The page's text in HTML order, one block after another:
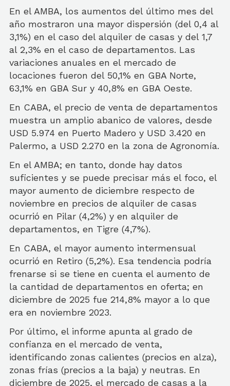
En el AMBA, los aumentos del último mes del
año mostraron una mayor dispersión (del 0,4 al
3,1%) en el caso del alquiler de casas y del 1,7
al 2,3% en el caso de departamentos. Las
variaciones anuales en el mercado de
locaciones fueron del 50,1% en GBA Norte,
63,1% en GBA Sur y 40,8% en GBA Oeste.
En CABA, el precio de venta de departamentos
muestra un amplio abanico de valores, desde
USD 5.974 en Puerto Madero y USD 3.420 en
Palermo, a USD 2.270 en la zona de Agronomía.
En el AMBA; en tanto, donde hay datos
suficientes y se puede precisar más el foco, el
mayor aumento de diciembre respecto de
noviembre en precios de alquiler de casas
ocurrió en Pilar (4,2%) y en alquiler de
departamentos, en Tigre (4,7%).
En CABA, el mayor aumento intermensual
ocurrió en Retiro (5,2%). Esa tendencia podría
frenarse si se tiene en cuenta el aumento de
la cantidad de departamentos en oferta; en
diciembre de 2025 fue 214,8% mayor a lo que
era en noviembre 2023.
Por último, el informe apunta al grado de
confianza en el mercado de venta,
identificando zonas calientes (precios en alza),
zonas frías (precios a la baja) y neutras. En
diciembre de 2025, el mercado de casas a la